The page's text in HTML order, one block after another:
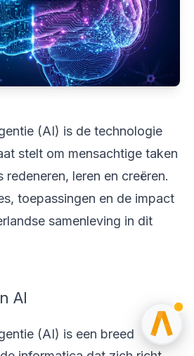
(AI) is de technologie
stelt om mensachtige taken
leren en creëren.
toepassingen en de impact
samenleving in dit
AI
(AI) is een breed